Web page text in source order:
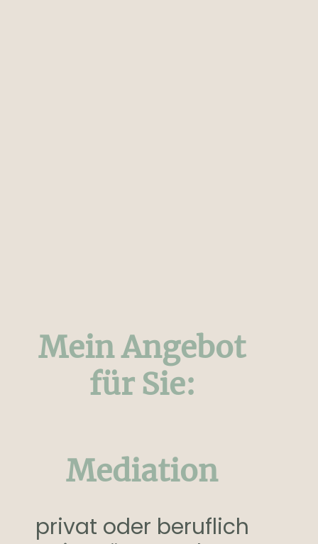
Mein Angebot
für Sie:
Mediation
privat oder beruflich